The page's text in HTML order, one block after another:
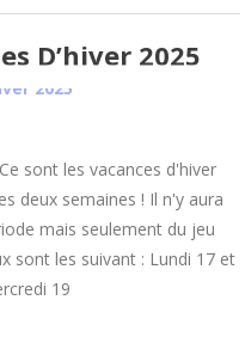
D’hiver 2025
sont les vacances d'hiver
deux semaines ! Il n'y aura
mais seulement du jeu
sont les suivant : Lundi 17 et
19